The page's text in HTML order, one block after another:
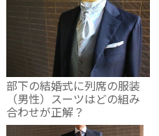
部下の結婚式に列席の服装
（男性）スーツはどの組み
合わせが正解？